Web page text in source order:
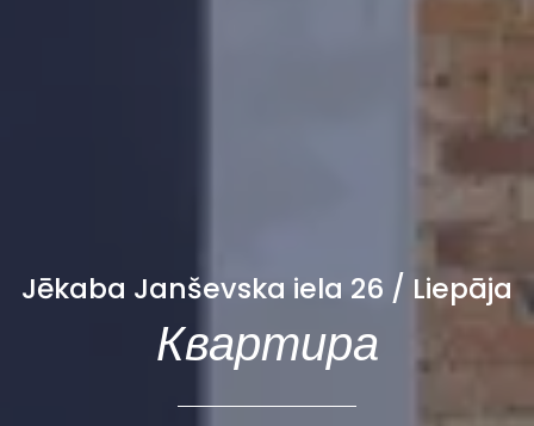
Jēkaba Janševska iela 26 / Liepāja
Квартира